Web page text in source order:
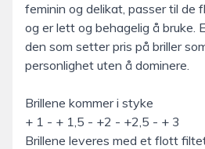
feminin og delikat, passer til de
og er lett og behagelig å bruke.
den som setter pris på briller
personlighet uten å dominere.
Brillene kommer i styke
+ 1 - + 1,5 - +2 - +2,5 - + 3
Brillene leveres med et flott